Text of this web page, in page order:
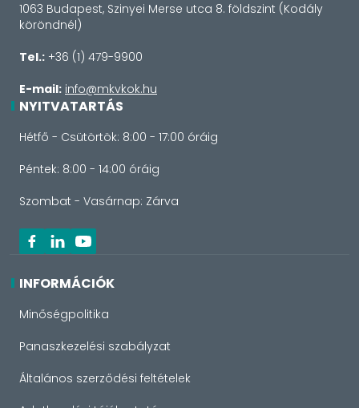
1063 Budapest, Szinyei Merse utca 8. földszint (Kodály
köröndnél)
Tel.: +36 (1) 479-9900
E-mail: info@mkvkok.hu
NYITVATARTÁS
Hétfő - Csütörtök: 8:00 - 17:00 óráig
Péntek: 8:00 - 14:00 óráig
Szombat - Vasárnap: Zárva
INFORMÁCIÓK
Minőségpolitika
Panaszkezelési szabályzat
Általános szerződési feltételek